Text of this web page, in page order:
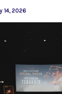
14, 2026